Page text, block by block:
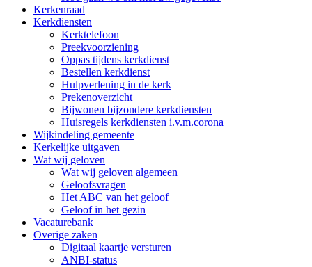
Kerkenraad
Kerkdiensten
Kerktelefoon
Preekvoorziening
Oppas tijdens kerkdienst
Bestellen kerkdienst
Hulpverlening in de kerk
Prekenoverzicht
Bijwonen bijzondere kerkdiensten
Huisregels kerkdiensten i.v.m.corona
Wijkindeling gemeente
Kerkelijke uitgaven
Wat wij geloven
Wat wij geloven algemeen
Geloofsvragen
Het ABC van het geloof
Geloof in het gezin
Vacaturebank
Overige zaken
Digitaal kaartje versturen
ANBI-status